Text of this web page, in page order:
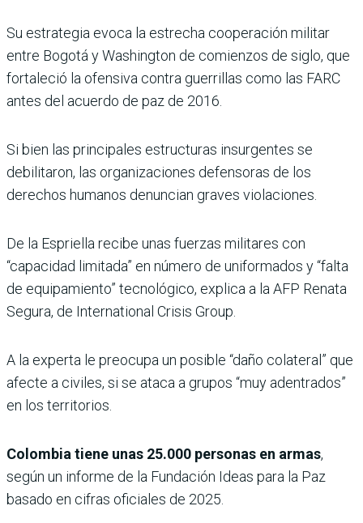
Su estrategia evoca la estrecha cooperación militar
entre Bogotá y Washington de comienzos de siglo, que
fortaleció la ofensiva contra guerrillas como las FARC
antes del acuerdo de paz de 2016.
Si bien las principales estructuras insurgentes se
debilitaron, las organizaciones defensoras de los
derechos humanos denuncian graves violaciones.
De la Espriella recibe unas fuerzas militares con
“capacidad limitada” en número de uniformados y “falta
de equipamiento” tecnológico, explica a la AFP Renata
Segura, de International Crisis Group.
A la experta le preocupa un posible “daño colateral” que
afecte a civiles, si se ataca a grupos “muy adentrados”
en los territorios.
Colombia tiene unas 25.000 personas en armas,
según un informe de la Fundación Ideas para la Paz
basado en cifras oficiales de 2025.